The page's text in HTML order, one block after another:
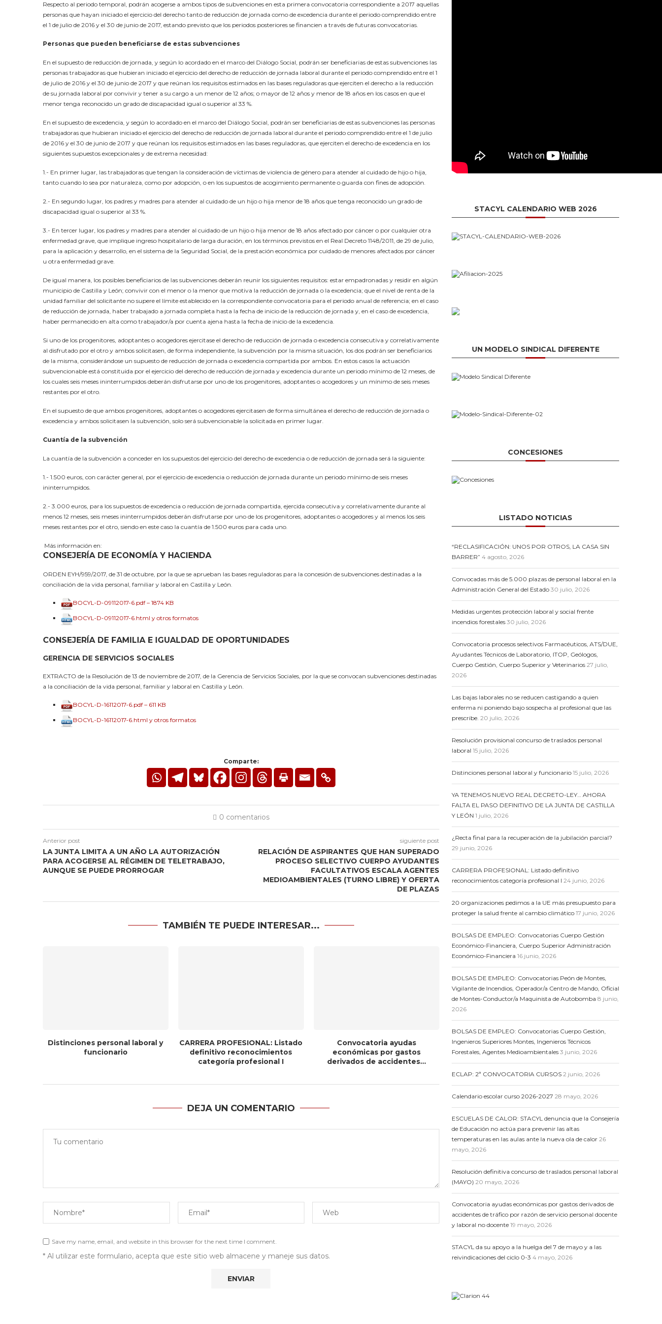
Respecto al periodo temporal, podrán acogerse a ambos tipos de subvenciones en esta primera convocatoria correspondiente a 2017 aquellas
personas que hayan iniciado el ejercicio del derecho tanto de reducción de jornada como de excedencia durante el periodo comprendido entre
el 1 de julio de 2016 y el 30 de junio de 2017, estando previsto que los periodos posteriores se financien a través de futuras convocatorias.
Personas que pueden beneficiarse de estas subvenciones
En el supuesto de reducción de jornada, y según lo acordado en el marco del Diálogo Social, podrán ser beneficiarias de estas subvenciones las
personas trabajadoras que hubieran iniciado el ejercicio del derecho de reducción de jornada laboral durante el periodo comprendido entre el 1
de julio de 2016 y el 30 de junio de 2017 y que reúnan los requisitos estimados en las bases reguladoras que ejerciten el derecho a la reducción
de su jornada laboral por convivir y tener a su cargo a un menor de 12 años; o mayor de 12 años y menor de 18 años en los casos en que el
menor tenga reconocido un grado de discapacidad igual o superior al 33 %.
En el supuesto de excedencia, y según lo acordado en el marco del Diálogo Social, podrán ser beneficiarias de estas subvenciones las personas
trabajadoras que hubieran iniciado el ejercicio del derecho de reducción de jornada laboral durante el periodo comprendido entre el 1 de julio
de 2016 y el 30 de junio de 2017 y que reúnan los requisitos estimados en las bases reguladoras, que ejerciten el derecho de excedencia en los
siguientes supuestos excepcionales y de extrema necesidad:
1.- En primer lugar, las trabajadoras que tengan la consideración de víctimas de violencia de género para atender al cuidado de hijo o hija,
tanto cuando lo sea por naturaleza, como por adopción, o en los supuestos de acogimiento permanente o guarda con fines de adopción.
2.- En segundo lugar, los padres y madres para atender al cuidado de un hijo o hija menor de 18 años que tenga reconocido un grado de
discapacidad igual o superior al 33 %.
3.- En tercer lugar, los padres y madres para atender al cuidado de un hijo o hija menor de 18 años afectado por cáncer o por cualquier otra
enfermedad grave, que implique ingreso hospitalario de larga duración, en los términos previstos en el Real Decreto 1148/2011, de 29 de julio,
para la aplicación y desarrollo, en el sistema de la Seguridad Social, de la prestación económica por cuidado de menores afectados por cáncer
u otra enfermedad grave.
De igual manera, los posibles beneficiarios de las subvenciones deberán reunir los siguientes requisitos: estar empadronadas y residir en algún
municipio de Castilla y León; convivir con el menor o la menor que motiva la reducción de jornada o la excedencia; que el nivel de renta de la
unidad familiar del solicitante no supere el límite establecido en la correspondiente convocatoria para el periodo anual de referencia; en el caso
de reducción de jornada, haber trabajado a jornada completa hasta la fecha de inicio de la reducción de jornada y, en el caso de excedencia,
haber permanecido en alta como trabajador/a por cuenta ajena hasta la fecha de inicio de la excedencia.
Si uno de los progenitores, adoptantes o acogedores ejercitase el derecho de reducción de jornada o excedencia consecutiva y correlativamente
al disfrutado por el otro y ambos solicitasen, de forma independiente, la subvención por la misma situación, los dos podrán ser beneficiarios
de la misma, considerándose un supuesto de reducción de jornada o excedencia compartida por ambos. En estos casos la actuación
subvencionable está constituida por el ejercicio del derecho de reducción de jornada y excedencia durante un periodo mínimo de 12 meses, de
los cuales seis meses ininterrumpidos deberán disfrutarse por uno de los progenitores, adoptantes o acogedores y un mínimo de seis meses
restantes por el otro.
En el supuesto de que ambos progenitores, adoptantes o acogedores ejercitasen de forma simultánea el derecho de reducción de jornada o
excedencia y ambos solicitasen la subvención, solo será subvencionable la solicitada en primer lugar.
Cuantía de la subvención
La cuantía de la subvención a conceder en los supuestos del ejercicio del derecho de excedencia o de reducción de jornada será la siguiente:
1.- 1.500 euros, con carácter general, por el ejercicio de excedencia o reducción de jornada durante un periodo mínimo de seis meses
ininterrumpidos.
2.- 3.000 euros, para los supuestos de excedencia o reducción de jornada compartida, ejercida consecutiva y correlativamente durante al
menos 12 meses, seis meses ininterrumpidos deberán disfrutarse por uno de los progenitores, adoptantes o acogedores y al menos los seis
meses restantes por el otro, siendo en este caso la cuantía de 1.500 euros para cada uno.
Más información en:
CONSEJERÍA DE ECONOMÍA Y HACIENDA
ORDEN EYH/959/2017, de 31 de octubre, por la que se aprueban las bases reguladoras para la concesión de subvenciones destinadas a la
conciliación de la vida personal, familiar y laboral en Castilla y León.
BOCYL-D-09112017-6.pdf – 1874 KB
BOCYL-D-09112017-6.html y otros formatos
CONSEJERÍA DE FAMILIA E IGUALDAD DE OPORTUNIDADES
GERENCIA DE SERVICIOS SOCIALES
EXTRACTO de la Resolución de 13 de noviembre de 2017, de la Gerencia de Servicios Sociales, por la que se convocan subvenciones destinadas
a la conciliación de la vida personal, familiar y laboral en Castilla y León.
BOCYL-D-16112017-6.pdf – 611 KB
BOCYL-D-16112017-6.html y otros formatos
Comparte:
0 comentarios
Anterior post
LA JUNTA LIMITA A UN AÑO LA AUTORIZACIÓN
PARA ACOGERSE AL RÉGIMEN DE TELETRABAJO,
AUNQUE SE PUEDE PRORROGAR
siguiente post
RELACIÓN DE ASPIRANTES QUE HAN SUPERADO
PROCESO SELECTIVO CUERPO AYUDANTES
FACULTATIVOS ESCALA AGENTES
MEDIOAMBIENTALES (TURNO LIBRE) Y OFERTA
DE PLAZAS
TAMBIÉN TE PUEDE INTERESAR...
Distinciones personal laboral y
funcionario
CARRERA PROFESIONAL: Listado
definitivo reconocimientos
categoría profesional I
Convocatoria ayudas
económicas por gastos
derivados de accidentes...
DEJA UN COMENTARIO
Save my name, email, and website in this browser for the next time I comment.
* Al utilizar este formulario, acepta que este sitio web almacene y maneje sus datos.
STACYL CALENDARIO WEB 2026
UN MODELO SINDICAL DIFERENTE
CONCESIONES
LISTADO NOTICIAS
“RECLASIFICACIÓN: UNOS POR OTROS, LA CASA SIN
BARRER” 4 agosto, 2026
Convocadas más de 5.000 plazas de personal laboral en la
Administración General del Estado 30 julio, 2026
Medidas urgentes protección laboral y social frente
incendios forestales 30 julio, 2026
Convocatoria procesos selectivos Farmacéuticos, ATS/DUE,
Ayudantes Técnicos de Laboratorio, ITOP, Geólogos,
Cuerpo Gestión, Cuerpo Superior y Veterinarios 27 julio,
2026
Las bajas laborales no se reducen castigando a quien
enferma ni poniendo bajo sospecha al profesional que las
prescribe. 20 julio, 2026
Resolución provisional concurso de traslados personal
laboral 15 julio, 2026
Distinciones personal laboral y funcionario 15 julio, 2026
YA TENEMOS NUEVO REAL DECRETO-LEY… AHORA
FALTA EL PASO DEFINITIVO DE LA JUNTA DE CASTILLA
Y LEÓN 1 julio, 2026
¿Recta final para la recuperación de la jubilación parcial?
29 junio, 2026
CARRERA PROFESIONAL: Listado definitivo
reconocimientos categoría profesional I 24 junio, 2026
20 organizaciones pedimos a la UE más presupuesto para
proteger la salud frente al cambio climático 17 junio, 2026
BOLSAS DE EMPLEO: Convocatorias Cuerpo Gestión
Económico-Financiera, Cuerpo Superior Administración
Económico-Financiera 16 junio, 2026
BOLSAS DE EMPLEO: Convocatorias Peón de Montes,
Vigilante de Incendios, Operador/a Centro de Mando, Oficial
de Montes-Conductor/a Maquinista de Autobomba 8 junio,
2026
BOLSAS DE EMPLEO: Convocatorias Cuerpo Gestión,
Ingenieros Superiores Montes, Ingenieros Técnicos
Forestales, Agentes Medioambientales 3 junio, 2026
ECLAP: 2ª CONVOCATORIA CURSOS 2 junio, 2026
Calendario escolar curso 2026-2027 28 mayo, 2026
ESCUELAS DE CALOR: STACYL denuncia que la Consejería
de Educación no actúa para prevenir las altas
temperaturas en las aulas ante la nueva ola de calor 26
mayo, 2026
Resolución definitiva concurso de traslados personal laboral
(MAYO) 20 mayo, 2026
Convocatoria ayudas económicas por gastos derivados de
accidentes de tráfico por razón de servicio personal docente
y laboral no docente 19 mayo, 2026
STACYL da su apoyo a la huelga del 7 de mayo y a las
reivindicaciones del ciclo 0-3 4 mayo, 2026